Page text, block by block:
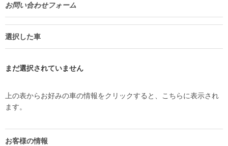
お問い合わせフォーム
選択した車
まだ選択されていません
上の表からお好みの車の情報をクリックすると、こちらに表示され
ます。
お客様の情報